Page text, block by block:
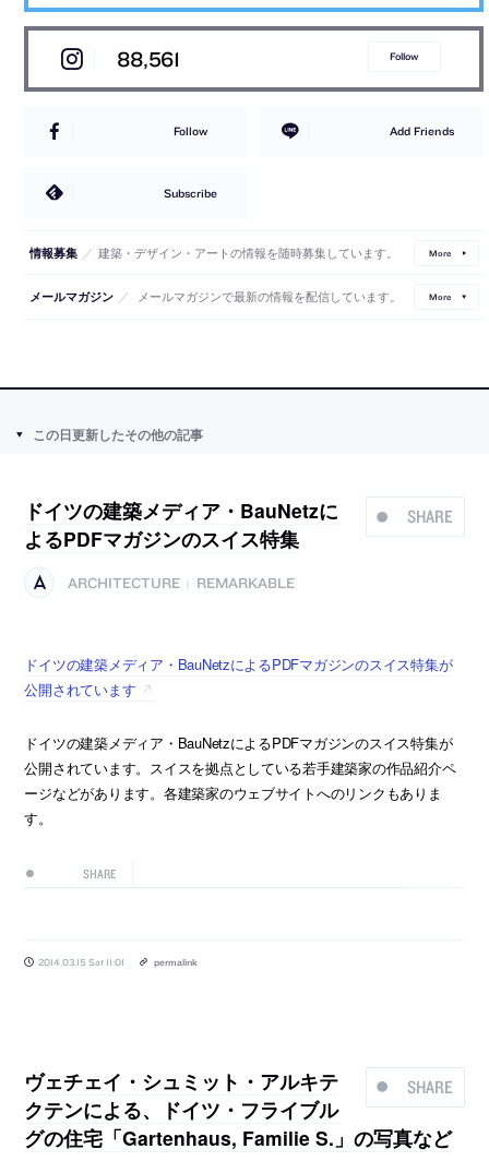
88,561 Follow
Follow Add Friends
Subscribe
情報募集 ／ 建築・デザイン・アートの情報を随時募集しています。 More
メールマガジン ／ メールマガジンで最新の情報を配信しています。 More
この日更新したその他の記事
SHARE
ドイツの建築メディア・BauNetzに
よるPDFマガジンのスイス特集
ARCHITECTURE REMARKABLE
ドイツの建築メディア・BauNetzによるPDFマガジンのスイス特集が
公開されています
ドイツの建築メディア・BauNetzによるPDFマガジンのスイス特集が
公開されています。スイスを拠点としている若手建築家の作品紹介ペ
ージなどがあります。各建築家のウェブサイトへのリンクもありま
す。
SHARE
2014.03.15 Sat 11:01 permalink
SHARE
ヴェチェイ・シュミット・アルキテ
クテンによる、ドイツ・フライブル
グの住宅「Gartenhaus, Familie S.」の写真など